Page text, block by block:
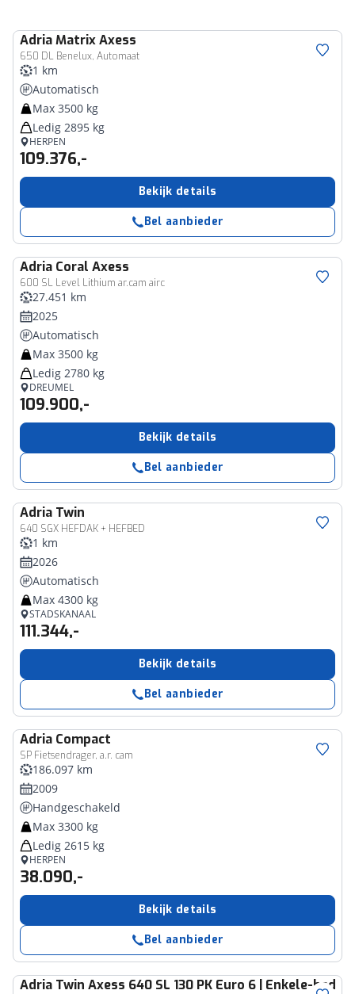
AdriaMatrix Axess
650 DL Benelux, Automaat
1 km
Automatisch
Max 3500 kg
Ledig 2895 kg
HERPEN
109.376,-
Bekijk details
Bel aanbieder
Adria Coral Axess
600 SL Level Lithium ar.cam airc
27.451 km
2025
Automatisch
Max 3500 kg
Ledig 2780 kg
DREUMEL
109.900,-
Bekijk details
Bel aanbieder
Adria Twin
640 SGX HEFDAK + HEFBED
1 km
2026
Automatisch
Max 4300 kg
STADSKANAAL
111.344,-
Bekijk details
Bel aanbieder
Adria Compact
SP Fietsendrager, a.r. cam
186.097 km
2009
Handgeschakeld
Max 3300 kg
Ledig 2615 kg
HERPEN
38.090,-
Bekijk details
Bel aanbieder
Adria Twin Axess 640 SL 130 PK Euro 6 | Enkele-